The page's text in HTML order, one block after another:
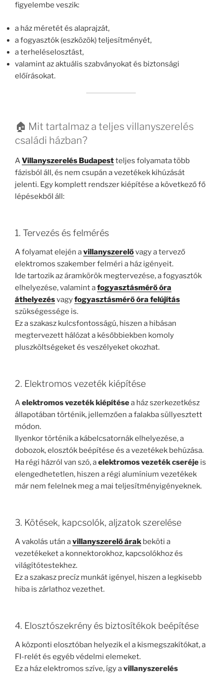
figyelembe veszik:
a ház méretét és alaprajzát,
a fogyasztók (eszközök) teljesítményét,
a terheléselosztást,
valamint az aktuális szabványokat és biztonsági
előírásokat.
🏠 Mit tartalmaz a teljes villanyszerelés
családi házban?
AVillanyszerelés Budapestteljes folyamata több
fázisból áll, és nem csupán a vezetékek kihúzását
jelenti. Egy komplett rendszer kiépítése a következő fő
lépésekből áll:
1. Tervezés és felmérés
A folyamat elején avillanyszerelővagy a tervező
elektromos szakember felméri a ház igényeit.
Ide tartozik az áramkörök megtervezése, a fogyasztók
elhelyezése, valamint afogyasztásmérő óra
áthelyezésvagyfogyasztásmérő óra felújítás
szükségessége is.
Ez a szakasz kulcsfontosságú, hiszen a hibásan
megtervezett hálózat a későbbiekben komoly
pluszköltségeket és veszélyeket okozhat.
2. Elektromos vezeték kiépítése
Aelektromos vezeték kiépítésea ház szerkezetkész
állapotában történik, jellemzően a falakba süllyesztett
módon.
Ilyenkor történik a kábelcsatornák elhelyezése, a
dobozok, elosztók beépítése és a vezetékek behúzása.
Ha régi házról van szó, aelektromos vezeték cseréje is
elengedhetetlen, hiszen a régi alumínium vezetékek
már nem felelnek meg a mai teljesítményigényeknek.
3. Kötések, kapcsolók, aljzatok szerelése
A vakolás után avillanyszerelő árak beköti a
vezetékeket a konnektorokhoz, kapcsolókhoz és
világítótestekhez.
Ez a szakasz precíz munkát igényel, hiszen a legkisebb
hiba is zárlathoz vezethet.
4. Elosztószekrény és biztosítékok beépítése
A központi elosztóban helyezik el a kismegszakítókat, a
FI-relét és egyéb védelmi elemeket.
Ez a ház elektromos szíve, így avillanyszerelés